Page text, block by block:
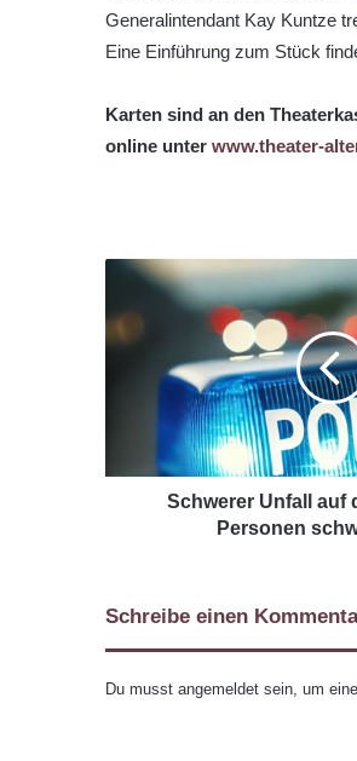
Generalintendant Kay Kuntze
Eine Einführung zum Stück
Karten sind an den
online unter www.theater-
Schwerer Unfall auf
Personen
Schreibe einen
Du musst angemeldet sein, um